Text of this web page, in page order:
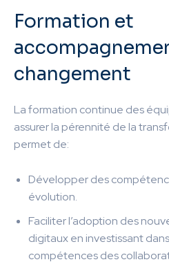
Formation et
changement
La formation continue des
assurer la pérennité de la
permet de:
Développer des
évolution.
Faciliter l’adoption des
digitaux en investissant
compétences des